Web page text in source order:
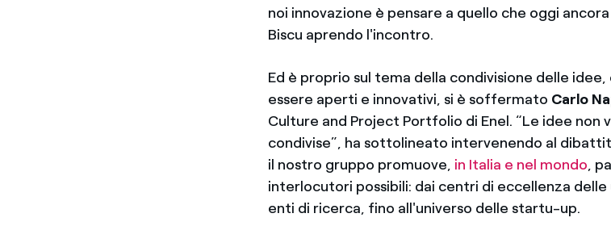
noi innovazione è pensare a quello che oggi
Biscu aprendo l'incontro.
Ed è proprio sul tema della condivisione delle
essere aperti e innovativi, si è soffermato Carlo
Culture and Project Portfolio di Enel. “Le idee non
condivise”, ha sottolineato intervenendo al
il nostro gruppo promuove, in Italia e nel mondo,
interlocutori possibili: dai centri di eccellenza delle
enti di ricerca, fino all'universo delle startu-up.